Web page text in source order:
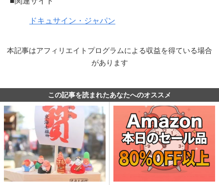
ドキュサイン・ジャパン
本記事はアフィリエイトプログラムによる収益を得ている場合
があります
この記事を読まれたあなたへのオススメ